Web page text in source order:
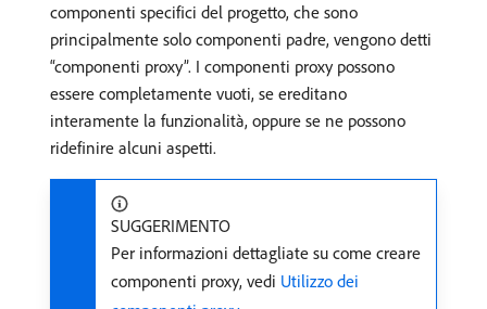
componenti specifici del progetto, che sono
principalmente solo componenti padre, vengono detti
“componenti proxy”. I componenti proxy possono
essere completamente vuoti, se ereditano
interamente la funzionalità, oppure se ne possono
ridefinire alcuni aspetti.
SUGGERIMENTO
Per informazioni dettagliate su come creare
componenti proxy, vedi Utilizzo dei